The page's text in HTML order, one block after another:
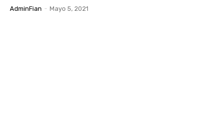
AdminFian - Mayo 5, 2021